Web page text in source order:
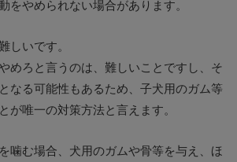
をやめられない場合があります。
しいです。
めろと言うのは、難しいことですし、そ
なる可能性もあるため、子犬用のガム等
が唯一の対策方法と言えます。
噛む場合、犬用のガムや骨等を与え、ほ